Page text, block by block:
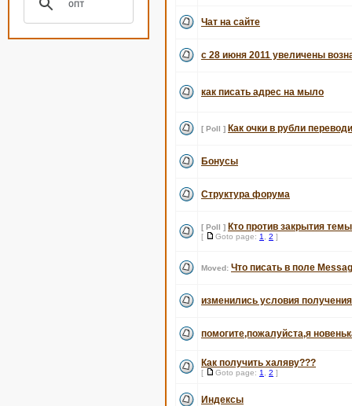
Чат на сайте
с 28 июня 2011 увеличены
как писать адрес на мыло
[ Poll ] Как очки в рубли
Бонусы
Структура форума
[ Poll ] Кто против закрытия
[ Goto page: 1 2 ]
Moved: Что писать в поле
изменились условия
помогите,пожалуйста,я
Как получить халяву???
[ Goto page: 1 2 ]
Индексы